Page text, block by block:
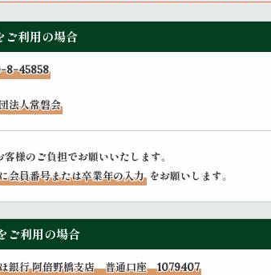
ご利用の場合
8-45858
法人常磐会
様のご負担でお願いいたします。
会員番号または卒業年の入力 をお願いします。
ご利用の場合
銀行 阿倍野橋支店 普通口座 1079407